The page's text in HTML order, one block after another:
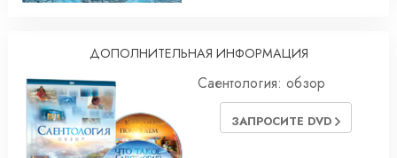
ДОПОЛНИТЕЛЬНАЯ ИНФОРМАЦИЯ
Саентология: обзор
ЗАПРОСИТЕ DVD